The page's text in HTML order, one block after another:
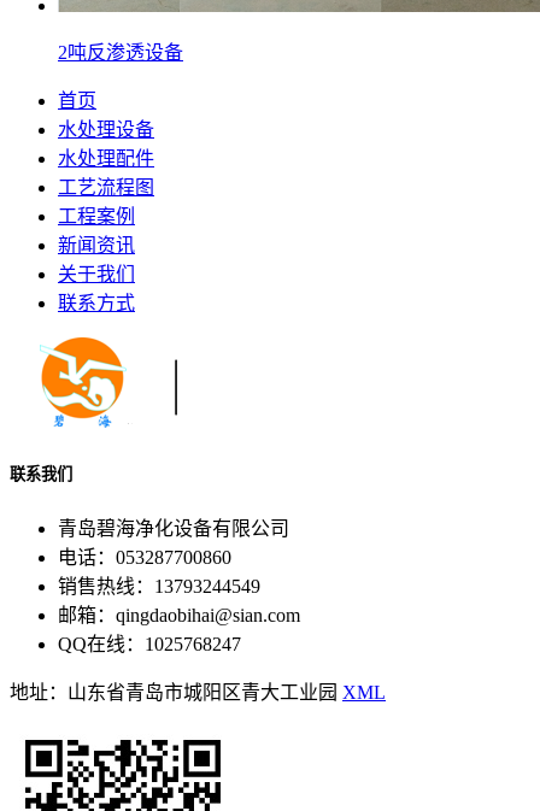
2吨反渗透设备
首页
水处理设备
水处理配件
工艺流程图
工程案例
新闻资讯
关于我们
联系方式
联系我们
青岛碧海净化设备有限公司
电话：053287700860
销售热线：13793244549
邮箱：qingdaobihai@sian.com
QQ在线：1025768247
地址：山东省青岛市城阳区青大工业园 XML